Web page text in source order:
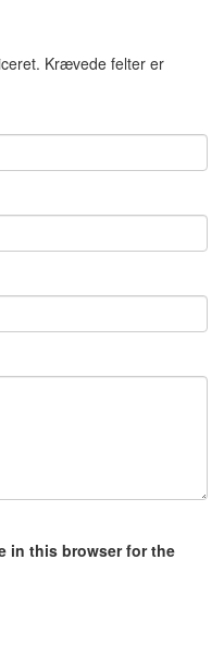
Krævede felter er
in this browser for the